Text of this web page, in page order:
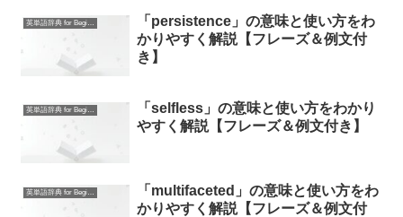
英単語辞典 for Beginners
「persistence」の意味と使い方をわ
かりやすく解説【フレーズ＆例文付
き】
英単語辞典 for Beginners
「selfless」の意味と使い方をわかり
やすく解説【フレーズ＆例文付き】
英単語辞典 for Beginners
「multifaceted」の意味と使い方をわ
かりやすく解説【フレーズ＆例文付